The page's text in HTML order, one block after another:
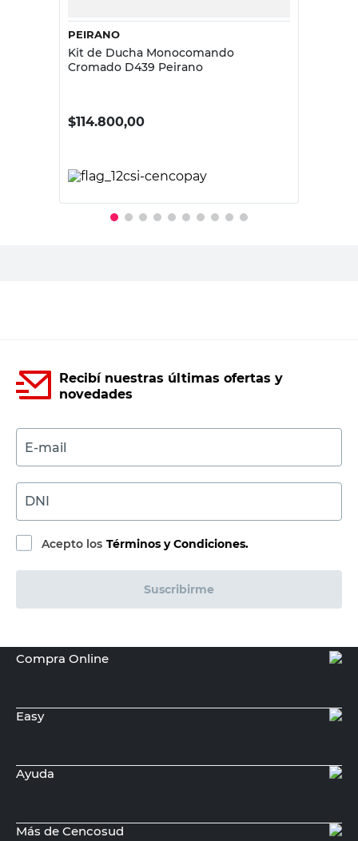
PEIRANO
Kit de Ducha Monocomando
Cromado D439 Peirano
$114.800,00
Recibí nuestras últimas ofertas y
novedades
E-mail
DNI
Acepto los Términos y Condiciones.
Suscribirme
Compra Online
Easy
Ayuda
Más de Cencosud